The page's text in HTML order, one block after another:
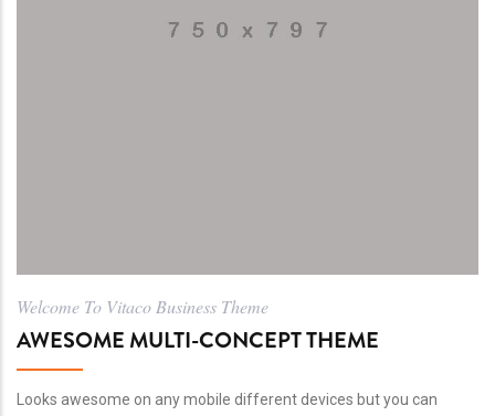
Welcome To Vitaco Business Theme
AWESOME MULTI-CONCEPT THEME
Looks awesome on any mobile different devices but you can